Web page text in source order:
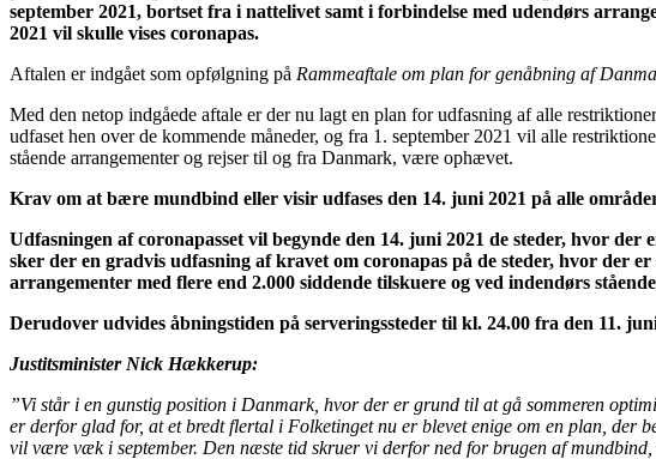
september 2021, bortset fra i nattelivet samt i forbindelse med udendørs
2021 vil skulle vises coronapas.
Aftalen er indgået som opfølgning på Rammeaftale om plan for genåbning af
Med den netop indgåede aftale er der nu lagt en plan for udfasning af alle
udfaset hen over de kommende måneder, og fra 1. september 2021 vil alle
stående arrangementer og rejser til og fra Danmark, være ophævet.
Krav om at bære mundbind eller visir udfases den 14. juni 2021 på alle
Udfasningen af coronapasset vil begynde den 14. juni 2021 de steder, hvor
sker der en gradvis udfasning af kravet om coronapas på de steder, hvor der
arrangementer med flere end 2.000 siddende tilskuere og ved indendørs
Derudover udvides åbningstiden på serveringssteder til kl. 24.00 fra den 11.
Justitsminister Nick Hækkerup:
”Vi står i en gunstig position i Danmark, hvor der er grund til at gå sommeren
er derfor glad for, at et bredt flertal i Folketinget nu er blevet enige om en plan, der
vil være væk i september. Den næste tid skruer vi derfor ned for brugen af